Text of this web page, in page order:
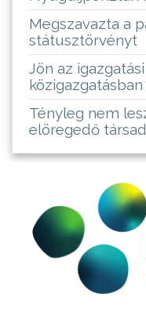
Megszavazta a
státusztörvényt
Jön az
közigazgatásban
Tényleg nem
elöregedő